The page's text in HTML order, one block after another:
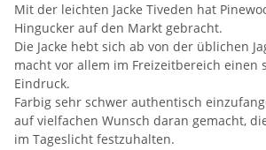
Mit der leichten Jacke Tiveden hat
Hingucker auf den Markt gebracht.
Die Jacke hebt sich ab von der üblichen
macht vor allem im Freizeitbereich einen
Eindruck.
Farbig sehr schwer authentisch
auf vielfachen Wunsch daran gemacht,
im Tageslicht festzuhalten.